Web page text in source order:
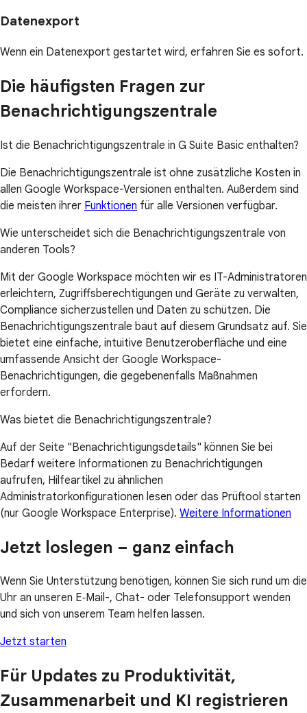
Datenexport
Wenn ein Datenexport gestartet wird, erfahren Sie es sofort.
Die häufigsten Fragen zur
Benachrichtigungszentrale
Ist die Benachrichtigungszentrale in G Suite Basic enthalten?
Die Benachrichtigungszentrale ist ohne zusätzliche Kosten in
allen Google Workspace-Versionen enthalten. Außerdem sind
die meisten ihrer Funktionen für alle Versionen verfügbar.
Wie unterscheidet sich die Benachrichtigungszentrale von
anderen Tools?
Mit der Google Workspace möchten wir es IT-Administratoren
erleichtern, Zugriffsberechtigungen und Geräte zu verwalten,
Compliance sicherzustellen und Daten zu schützen. Die
Benachrichtigungszentrale baut auf diesem Grundsatz auf. Sie
bietet eine einfache, intuitive Benutzeroberfläche und eine
umfassende Ansicht der Google Workspace-
Benachrichtigungen, die gegebenenfalls Maßnahmen
erfordern.
Was bietet die Benachrichtigungszentrale?
Auf der Seite "Benachrichtigungsdetails" können Sie bei
Bedarf weitere Informationen zu Benachrichtigungen
aufrufen, Hilfeartikel zu ähnlichen
Administratorkonfigurationen lesen oder das Prüftool starten
(nur Google Workspace Enterprise). Weitere Informationen
Jetzt loslegen – ganz einfach
Wenn Sie Unterstützung benötigen, können Sie sich rund um die
Uhr an unseren E‑Mail-, Chat- oder Telefonsupport wenden
und sich von unserem Team helfen lassen.
Jetzt starten
Für Updates zu Produktivität,
Zusammenarbeit und KI registrieren